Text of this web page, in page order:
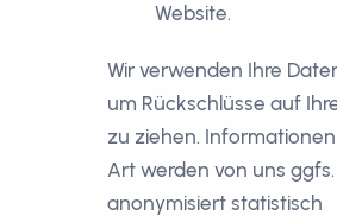
Website.
Wir verwenden Ihre
um Rückschlüsse auf
zu ziehen.
Art werden von uns ggfs.
anonymisiert statistisch